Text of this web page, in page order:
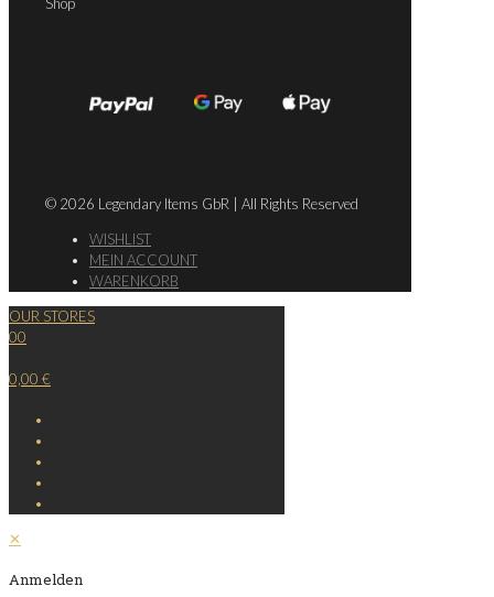
Shop
© 2026 Legendary Items GbR | All Rights Reserved
WISHLIST
MEIN ACCOUNT
WARENKORB
OUR STORES
00
0,00 €
✕
Anmelden